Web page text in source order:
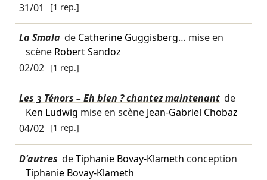
31/01
[1 rep.]
La Smala de Catherine Guggisberg… mise en
scène Robert Sandoz
02/02 [1 rep.]
Les 3 Ténors – Eh bien ? chantez maintenant de
Ken Ludwig mise en scène Jean-Gabriel Chobaz
04/02 [1 rep.]
D'autres deTiphanie Bovay-Klameth conception
Tiphanie Bovay-Klameth